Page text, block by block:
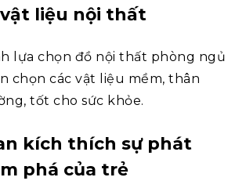
liệu nội thất
lựa chọn đồ nội thất phòng ngủ
chọn các vật liệu mềm, thân
tốt cho sức khỏe.
kích thích sự phát
phá của trẻ